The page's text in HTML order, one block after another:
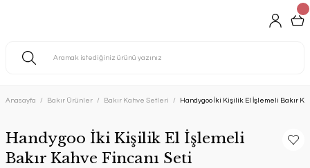
Anasayfa Bakır Ürünler Bakır Kahve Setleri Handygoo İki Kişilik El İşlemeli Bakır
Handygoo İki Kişilik El İşlemeli
Bakır Kahve Fincanı Seti